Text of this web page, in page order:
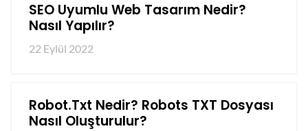
SEO Uyumlu Web Tasarım Nedir?
Nasıl Yapılır?
22 Eylül 2022
Robot.txt Nedir? Robots TXT Dosyası
Nasıl Oluşturulur?